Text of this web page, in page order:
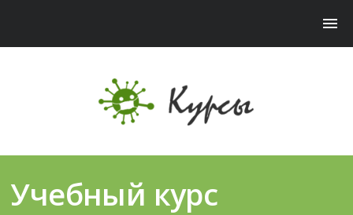
Учебный курс